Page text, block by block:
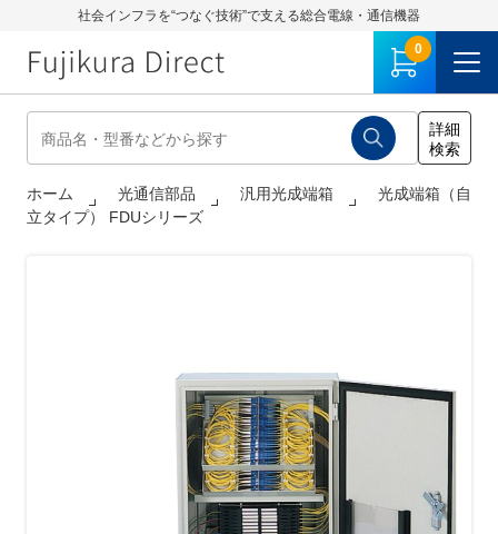
社会インフラを“つなぐ技術”で支える総合電線・通信機器
0
ホーム 光通信部品 汎用光成端箱
光成端箱（自
立タイプ） FDUシリーズ